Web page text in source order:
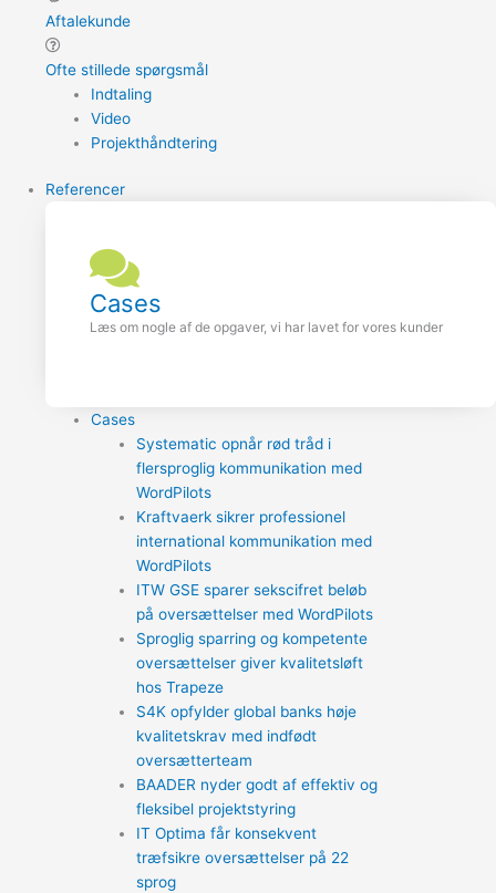
Aftalekunde
Ofte stillede spørgsmål
Indtaling
Video
Projekthåndtering
Referencer
Cases
Læs om nogle af de opgaver, vi har lavet for vores kunder
Cases
Systematic opnår rød tråd i
flersproglig kommunikation med
WordPilots
Kraftvaerk sikrer professionel
international kommunikation med
WordPilots
ITW GSE sparer sekscifret beløb
på oversættelser med WordPilots
Sproglig sparring og kompetente
oversættelser giver kvalitetsløft
hos Trapeze
S4K opfylder global banks høje
kvalitetskrav med indfødt
oversætterteam
BAADER nyder godt af effektiv og
fleksibel projektstyring
IT Optima får konsekvent
træfsikre oversættelser på 22
sprog